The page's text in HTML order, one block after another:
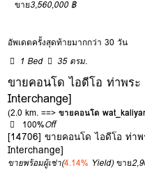
ขาย3,560,000 ฿
อัพเดตครั้งสุดท้ายมากกว่า 30 วัน
1 Bed
35 ตรม.
ขายคอนโด ไอดีโอ ท่าพระ
Interchange]
(2.0 km. ==>ขายคอนโด
100%Off
[14706] ขายคอนโด ไอดีโอ ท่า
Interchange]
ขายพร้อมผู้เช่า(4.14% Yield) ขาย